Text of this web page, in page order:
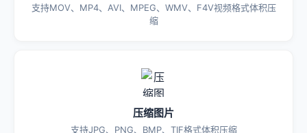
支持MOV、MP4、AVI、MPEG、WMV、F4V视频格式体积压
缩
压缩图片
支持JPG、PNG、BMP、TIF格式体积压缩